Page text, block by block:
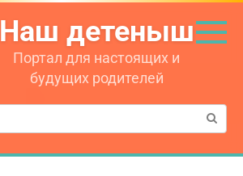
Наш детеныш
Портал для настоящих и
будущих родителей